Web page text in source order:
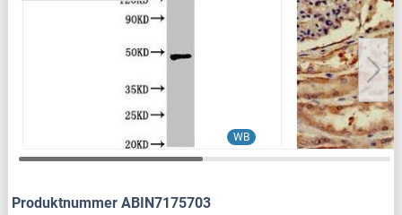
WB
Produktnummer ABIN7175703